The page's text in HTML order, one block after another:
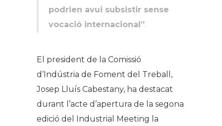
podrien avui subsistir sense
vocació internacional”.
El president de la Comissió
d’Indústria de Foment del Treball,
Josep Lluís Cabestany, ha destacat
durant l’acte d’apertura de la segona
edició del Industrial Meeting la